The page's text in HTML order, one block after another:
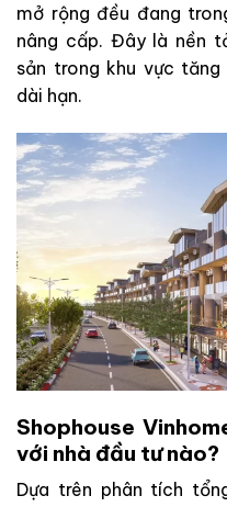
mở rộng đều đang
nâng cấp. Đây là nền
sản trong khu vực
dài hạn.
Shophouse
với nhà đầu tư nào?
Dựa trên phân tích